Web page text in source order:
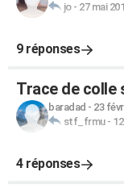
jo- 27 mai
9 réponses
Trace de colle
baradad - 23
stf_frmu-
4 réponses